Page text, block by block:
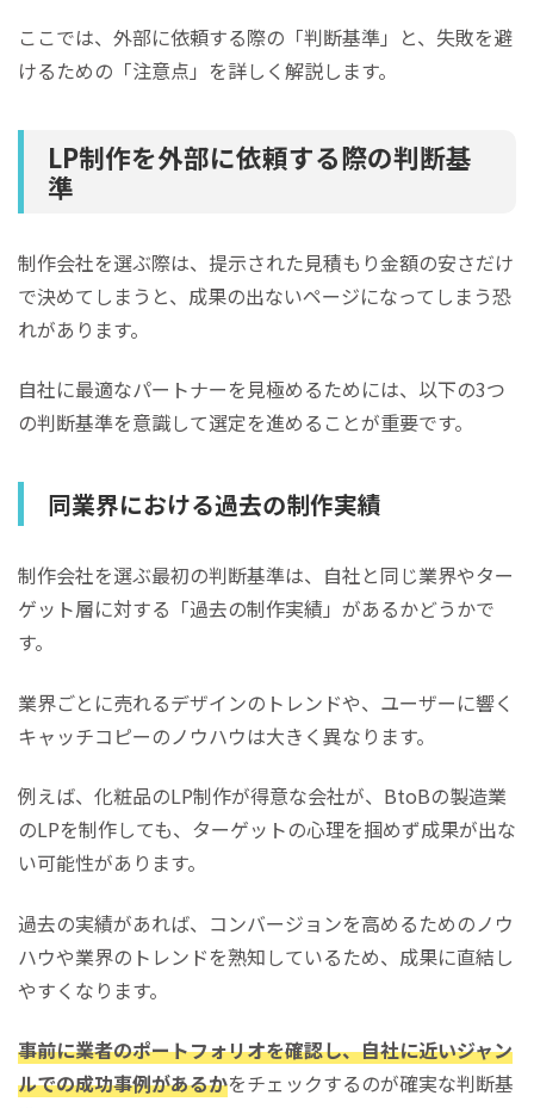
ここでは、外部に依頼する際の「判断基準」と、失敗を避
けるための「注意点」を詳しく解説します。
LP制作を外部に依頼する際の判断基
準
制作会社を選ぶ際は、提示された見積もり金額の安さだけ
で決めてしまうと、成果の出ないページになってしまう恐
れがあります。
自社に最適なパートナーを見極めるためには、以下の3つ
の判断基準を意識して選定を進めることが重要です。
同業界における過去の制作実績
制作会社を選ぶ最初の判断基準は、自社と同じ業界やター
ゲット層に対する「過去の制作実績」があるかどうかで
す。
業界ごとに売れるデザインのトレンドや、ユーザーに響く
キャッチコピーのノウハウは大きく異なります。
例えば、化粧品のLP制作が得意な会社が、BtoBの製造業
のLPを制作しても、ターゲットの心理を掴めず成果が出な
い可能性があります。
過去の実績があれば、コンバージョンを高めるためのノウ
ハウや業界のトレンドを熟知しているため、成果に直結し
やすくなります。
事前に業者のポートフォリオを確認し、自社に近いジャン
ルでの成功事例があるかをチェックするのが確実な判断基